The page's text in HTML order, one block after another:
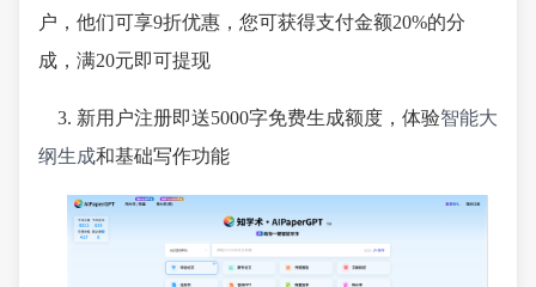
户，他们可享9折优惠，您可获得支付金额20%的分
成，满20元即可提现
3. 新用户注册即送5000字免费生成额度，体验智能大
纲生成和基础写作功能